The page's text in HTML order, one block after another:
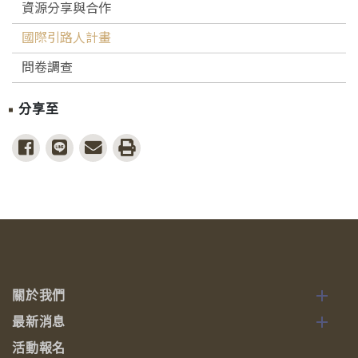
資源分享與合作
國際引路人計畫
問卷調查
分享至
share to facebook
share to line
share to email
print
關於我們
最新消息
活動報名